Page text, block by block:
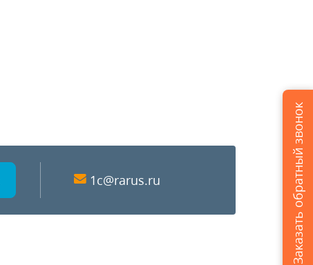
1c@rarus.ru Заказать обратный звонок